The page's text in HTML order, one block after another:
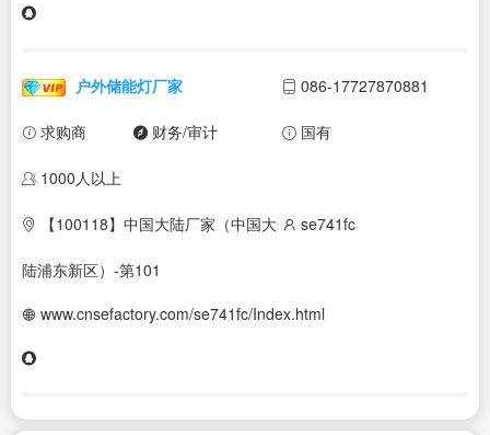
户外储能灯厂家 086-17727870881
求购商 财务/审计 国有
1000人以上
【100118】中国大陆厂家（中国大
陆浦东新区）-第101
se741fc
www.cnsefactory.com/se741fc/Index.html